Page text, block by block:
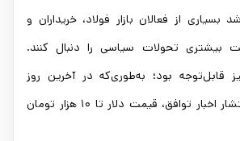
بسیاری از فعالان بازار فولاد، خریداران و
بیشتری تحولات سیاسی را دنبال کنند.
قابل‌توجه بود؛ به‌طوری‌که در آخرین روز
معاملاتی پیش از انتشار اخبار توافق، قیمت دلار تا ۱۰ هزار تومان